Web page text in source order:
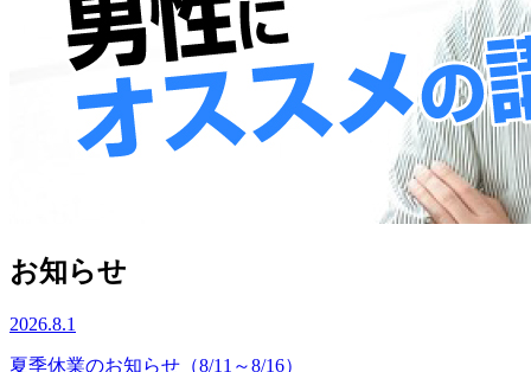
お知らせ
2026.8.1
夏季休業のお知らせ（8/11～8/16）